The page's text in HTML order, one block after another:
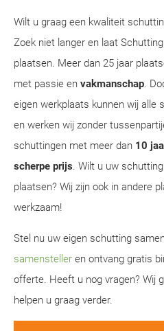
Wilt u graag een kwaliteit
Zoek niet langer en laat
plaatsen. Meer dan 25 jaar
met passie en vakmanschap.
eigen werkplaats kunnen wij alle
en werken wij zonder
schuttingen met meer dan 10
scherpe prijs. Wilt u uw
plaatsen? Wij zijn ook in andere
werkzaam!
Stel nu uw eigen schutting
samensteller en ontvang gratis
offerte. Heeft u nog vragen? Wij
helpen u graag verder.